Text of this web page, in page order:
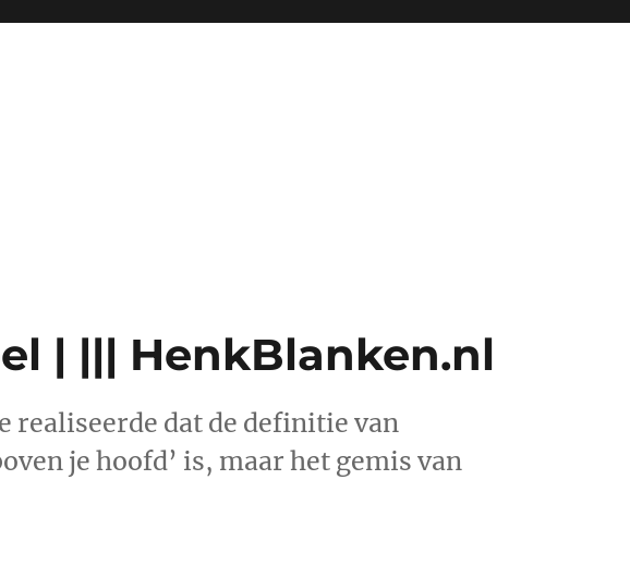
| ||| HenkBlanken.nl
realiseerde dat de definitie van
je hoofd’ is, maar het gemis van